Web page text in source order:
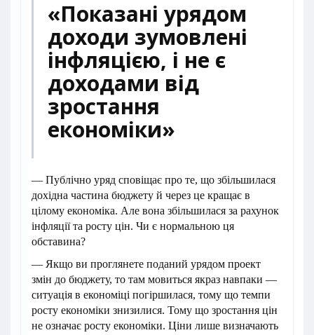
«Показані урядом
доходи зумовлені
інфляцією, і не є
доходами від
зростання
економіки»
— Публічно уряд сповіщає про те, що збільшилася
дохідна частина бюджету й через це кращає в
цілому економіка. Але вона збільшилася за рахунок
інфляції та росту цін. Чи є нормальною ця
обставина?
— Якщо ви проглянете поданий урядом проект
змін до бюджету, то там мовиться якраз навпаки —
ситуація в економіці погіршилася, тому що темпи
росту економіки знизилися. Тому що зростання цін
не означає росту економіки. Ціни лише визначають